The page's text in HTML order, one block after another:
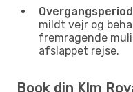
mildt vejr og
fremragende
afslappet rejse.
Book din Klm